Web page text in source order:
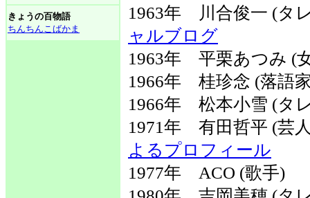
きょうの百物語
ちんちんこばかま
1963年 川合俊一 (
ャルブログ
1963年 平栗あつみ (
1966年 桂珍念 (落語
1966年 松本小雪 (タ
1971年 有田哲平 (
よるプロフィール
1977年 ACO (歌手)